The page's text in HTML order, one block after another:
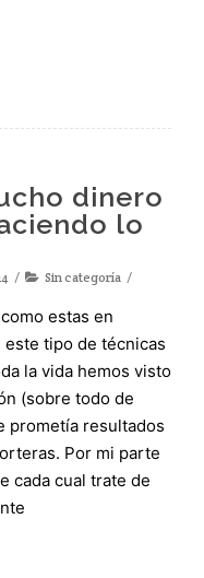
dinero
lo
Sin categoría
estas en
tipo de técnicas
la vida hemos visto
(sobre todo de
prometía resultados
Por mi parte
cada cual trate de